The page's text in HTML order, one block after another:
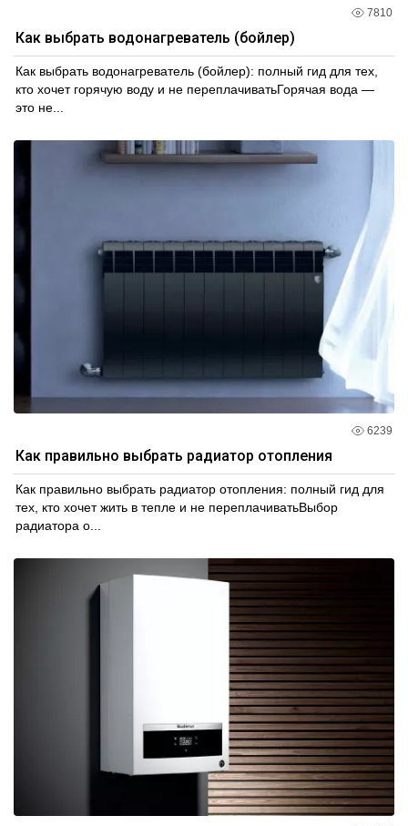
7810
Как выбрать водонагреватель (бойлер)
Как выбрать водонагреватель (бойлер): полный гид для тех,
кто хочет горячую воду и не переплачиватьГорячая вода —
это не...
6239
Как правильно выбрать радиатор отопления
Как правильно выбрать радиатор отопления: полный гид для
тех, кто хочет жить в тепле и не переплачиватьВыбор
радиатора о...